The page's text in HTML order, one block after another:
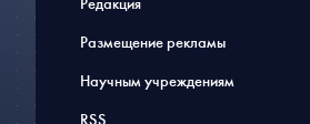
Редакция
Размещение рекламы
Научным учреждениям
RSS